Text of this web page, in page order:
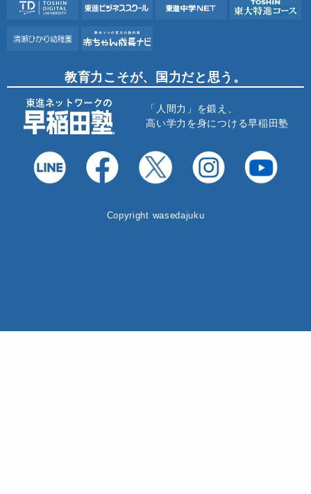
教育力こそが、国力だと思う。
「人間力」を鍛え、
高い学力を身につける早稲田塾
Copyright wasedajuku